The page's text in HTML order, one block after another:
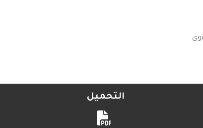
التحميل